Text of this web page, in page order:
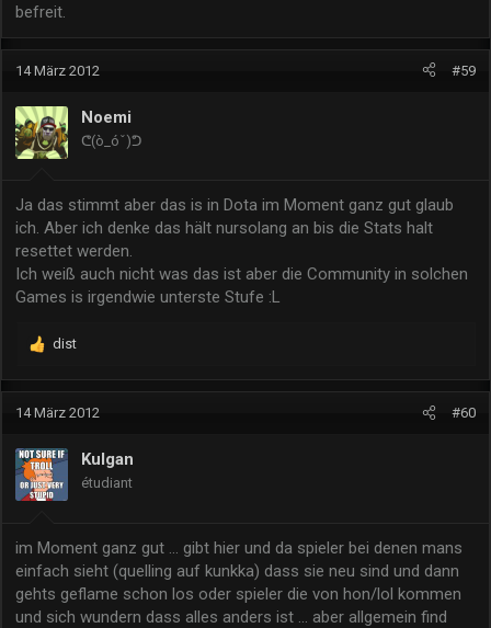
befreit.
14 März 2012 #59
Noemi
ᕦ(ò_óˇ)ᕤ
Ja das stimmt aber das is in Dota im Moment ganz gut glaub
ich. Aber ich denke das hält nursolang an bis die Stats halt
resettet werden.
Ich weiß auch nicht was das ist aber die Community in solchen
Games is irgendwie unterste Stufe :L
R
a
k
i
o
n
:
dist
14 März 2012 #60
Kulgan
étudiant
im Moment ganz gut ... gibt hier und da spieler bei denen mans
einfach sieht (quelling auf kunkka) dass sie neu sind und dann
gehts geflame schon los oder spieler die von hon/lol kommen
und sich wundern dass alles anders ist ... aber allgemein find